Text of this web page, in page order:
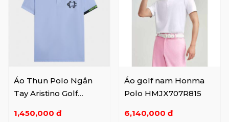
Áo Thun Polo Ngắn
Tay Aristino Golf
1,450,000 đ
Áo golf nam Honma
Polo HMJX707R815
6,140,000 đ